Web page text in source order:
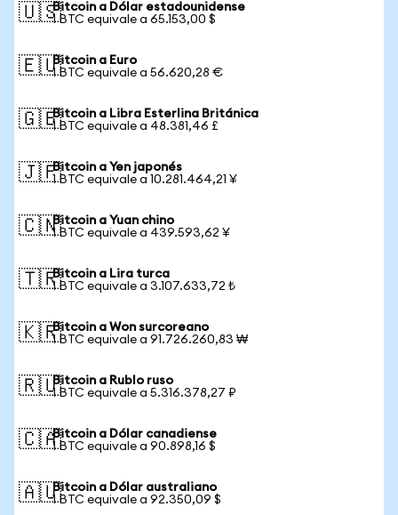
🇺🇸Bitcoin a Dólar estadounidense
1 BTC equivale a 65.153,00 $
🇪🇺Bitcoin a Euro
1 BTC equivale a 56.620,28 €
🇬🇧Bitcoin a Libra Esterlina Británica
1 BTC equivale a 48.381,46 £
🇯🇵Bitcoin a Yen japonés
1 BTC equivale a 10.281.464,21 ¥
🇨🇳Bitcoin a Yuan chino
1 BTC equivale a 439.593,62 ¥
🇹🇷Bitcoin a Lira turca
1 BTC equivale a 3.107.633,72 ₺
🇰🇷Bitcoin a Won surcoreano
1 BTC equivale a 91.726.260,83 ₩
🇷🇺Bitcoin a Rublo ruso
1 BTC equivale a 5.316.378,27 ₽
🇨🇦Bitcoin a Dólar canadiense
1 BTC equivale a 90.898,16 $
🇦🇺Bitcoin a Dólar australiano
1 BTC equivale a 92.350,09 $